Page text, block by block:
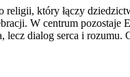
który łączy
W centrum
lecz dialog serca i